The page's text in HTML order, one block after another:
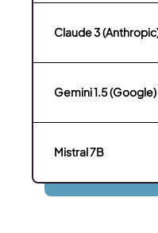
Claude 3
Gemini 1.5 (Google)
Mistral 7B